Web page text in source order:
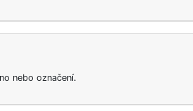
nebo označení.